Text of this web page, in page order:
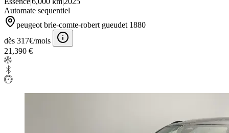
Automate sequentiel
peugeot brie-comte-robert gueudet 1880
dès 317€/mois
21,390 €